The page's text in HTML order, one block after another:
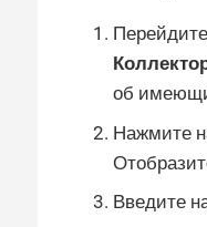
об
Нажмите
Введите